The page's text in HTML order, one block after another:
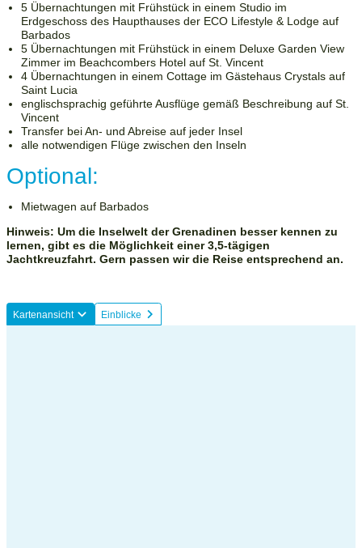
5 Übernachtungen mit Frühstück in einem Studio im
Erdgeschoss des Haupthauses der ECO Lifestyle & Lodge auf
Barbados
5 Übernachtungen mit Frühstück in einem Deluxe Garden View
Zimmer im Beachcombers Hotel auf St. Vincent
4 Übernachtungen in einem Cottage im Gästehaus Crystals auf
Saint Lucia
englischsprachig geführte Ausflüge gemäß Beschreibung auf St.
Vincent
Transfer bei An- und Abreise auf jeder Insel
alle notwendigen Flüge zwischen den Inseln
Optional:
Mietwagen auf Barbados
Hinweis: Um die Inselwelt der Grenadinen besser kennen zu
lernen, gibt es die Möglichkeit einer 3,5-tägigen
Jachtkreuzfahrt. Gern passen wir die Reise entsprechend an.
Kartenansicht Einblicke